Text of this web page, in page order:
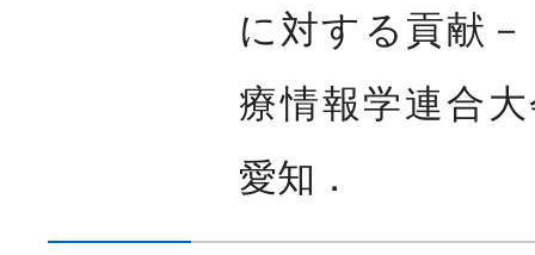
に対する貢献
療情報学連合
愛知．